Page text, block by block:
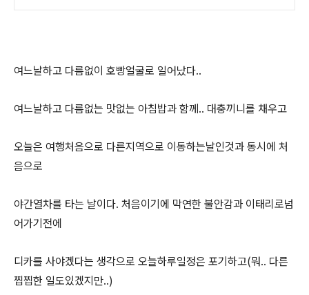
여느날하고 다름없이 호빵얼굴로 일어났다..
여느날하고 다름없는 맛없는 아침밥과 함께.. 대충끼니를 채우고
오늘은 여행처음으로 다른지역으로 이동하는날인것과 동시에 처
음으로
야간열차를 타는 날이다. 처음이기에 막연한 불안감과 이태리로넘
어가기전에
디카를 사야겠다는 생각으로 오늘하루일정은 포기하고(뭐.. 다른
찝찝한 일도있겠지만..)